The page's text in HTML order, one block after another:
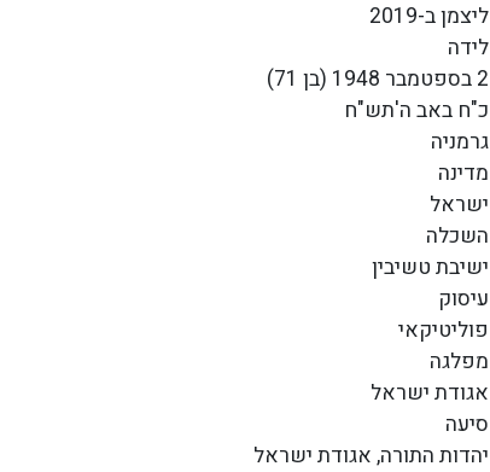
ליצמן ב-2019
לידה
2 בספטמבר 1948 (בן 71)
כ"ח באב ה'תש"ח
גרמניה
מדינה
ישראל
השכלה
ישיבת טשיבין
עיסוק
פוליטיקאי
מפלגה
אגודת ישראל
סיעה
יהדות התורה, אגודת ישראל